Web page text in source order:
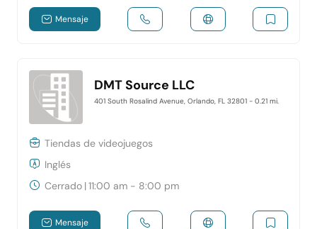
Mensaje
DMT Source LLC
401 South Rosalind Avenue, Orlando, FL 32801 - 0.21 mi.
Tiendas de videojuegos
Inglés
Cerrado |11:00 am - 8:00 pm
Mensaje